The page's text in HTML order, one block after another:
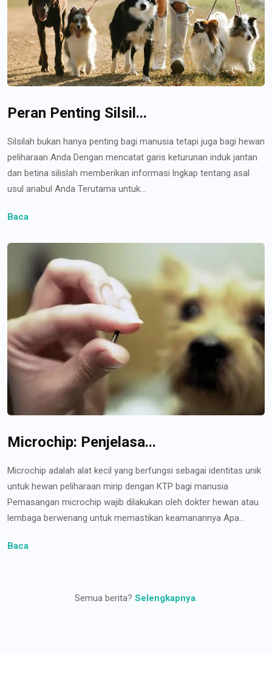
Peran Penting Silsil...
Silsilah bukan hanya penting bagi manusia tetapi juga bagi hewan
peliharaan Anda Dengan mencatat garis keturunan induk jantan
dan betina silislah memberikan informasi lngkap tentang asal
usul anabul Anda Terutama untuk...
Baca
Microchip: Penjelasa...
Microchip adalah alat kecil yang berfungsi sebagai identitas unik
untuk hewan peliharaan mirip dengan KTP bagi manusia
Pemasangan microchip wajib dilakukan oleh dokter hewan atau
lembaga berwenang untuk memastikan keamanannya Apa...
Baca
Semua berita? Selengkapnya